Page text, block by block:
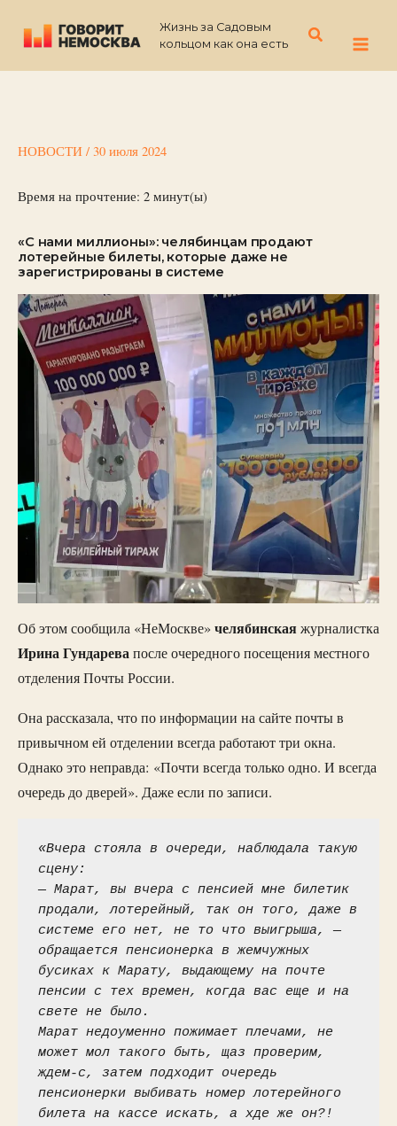
содержимому
Жизнь за Садовым
кольцом как она есть
Поиск
НОВОСТИ / 30 июля 2024
Время на прочтение: 2 минут(ы)
«С нами миллионы»: челябинцам продают
лотерейные билеты, которые даже не
зарегистрированы в системе
Об этом сообщила «НеМоскве» челябинскаяжурналистка
ИринаГундаревапосле очередного посещения местного
отделения Почты России.
Она рассказала, что по информации на сайте почты в
привычном ей отделении всегда работают три окна.
Однако это неправда: «Почти всегда только одно. И всегда
очередь до дверей». Даже если по записи.
«Вчера стояла в очереди, наблюдала такую
сцену:
— Марат, вы вчера с пенсией мне билетик
продали, лотерейный, так он того, даже в
системе его нет, не то что выигрыша, —
обращается пенсионерка в жемчужных
бусиках к Марату, выдающему на почте
пенсии с тех времен, когда вас еще и на
свете не было.
Марат недоуменно пожимает плечами, не
может мол такого быть, щаз проверим,
ждем-с, затем подходит очередь
пенсионерки выбивать номер лотерейного
билета на кассе искать, а хде же он?!